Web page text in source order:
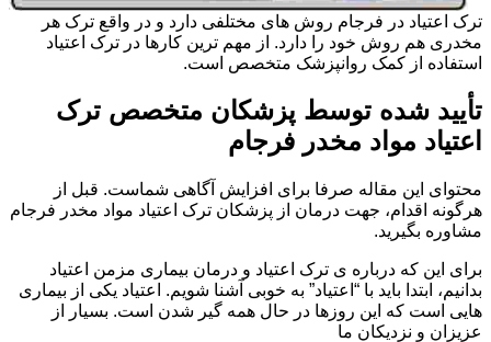
ترک اعتیاد در فرجام روش های مختلفی دارد و در واقع ترک هر
مخدری هم روش خود را دارد. از مهم ترین کارها در ترک اعتیاد
استفاده از کمک روانپزشک متخصص است.
تأیید شده توسط پزشکان متخصص ترک
اعتیاد مواد مخدر فرجام
محتوای این مقاله صرفا برای افزایش آگاهی شماست. قبل از
هرگونه اقدام، جهت درمان از پزشکان ترک اعتیاد مواد مخدر فرجام
مشاوره بگیرید.
برای این که درباره ی ترک اعتیاد و درمان بیماری مزمن اعتیاد
بدانیم، ابتدا باید با “اعتیاد” به خوبی آشنا شویم. اعتیاد یکی از بیماری
هایی است که این روزها در حال همه گیر شدن است. بسیار از
عزیزان و نزدیکان ما